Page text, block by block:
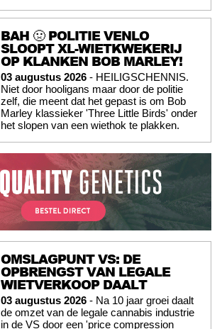
BAH 🤢 POLITIE VENLO
SLOOPT XL-WIETKWEKERIJ
OP KLANKEN BOB MARLEY!
03 augustus 2026 - HEILIGSCHENNIS.
Niet door hooligans maar door de politie
zelf, die meent dat het gepast is om Bob
Marley klassieker 'Three Little Birds' onder
het slopen van een wiethok te plakken.
OMSLAGPUNT VS: DE
OPBRENGST VAN LEGALE
WIETVERKOOP DAALT
03 augustus 2026 - Na 10 jaar groei daalt
de omzet van de legale cannabis industrie
in de VS door een 'price compression